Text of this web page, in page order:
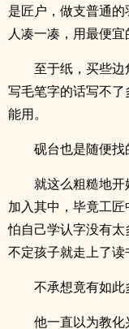
是匠户，做支普通
人凑一凑，用最便宜
至于纸，买些
写毛笔字的话写不
能用。
砚台也是随便找
就这么粗糙地
加入其中，毕竟工
怕自己学认字没有
不定孩子就走上了读
不承想竟有如此
他一直以为教